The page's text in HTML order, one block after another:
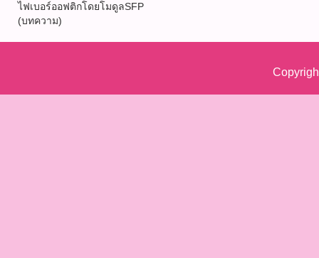
ไฟเบอร์ออฟติก​โดยโมดูลSFP
(บทความ)